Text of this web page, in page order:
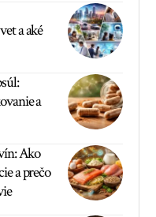
a aké
a
Ako
a prečo